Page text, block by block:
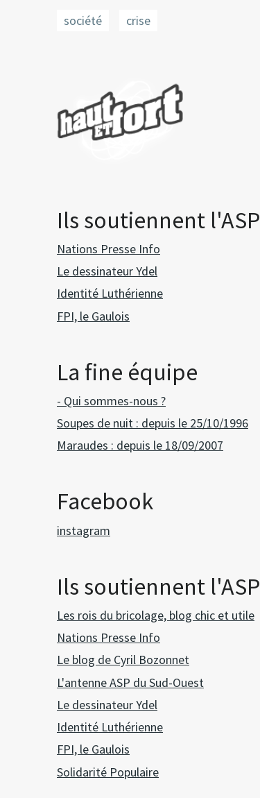
société crise
Ils soutiennent l'ASP
Nations Presse Info
Le dessinateur Ydel
Identité Luthérienne
FPI, le Gaulois
La fine équipe
- Qui sommes-nous ?
Soupes de nuit : depuis le 25/10/1996
Maraudes : depuis le 18/09/2007
Facebook
instagram
Ils soutiennent l'ASP
Les rois du bricolage, blog chic et utile
Nations Presse Info
Le blog de Cyril Bozonnet
L'antenne ASP du Sud-Ouest
Le dessinateur Ydel
Identité Luthérienne
FPI, le Gaulois
Solidarité Populaire